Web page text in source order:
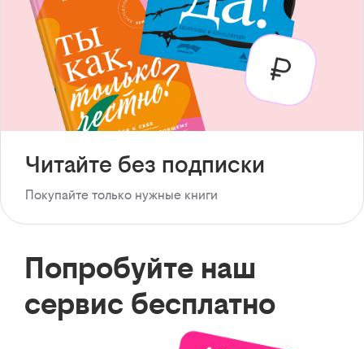
Читайте без подписки
Покупайте только нужные книги
Попробуйте наш
сервис бесплатно